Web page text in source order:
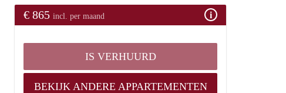
€ 865 incl. per maand
IS VERHUURD
BEKIJK ANDERE APPARTEMENTEN